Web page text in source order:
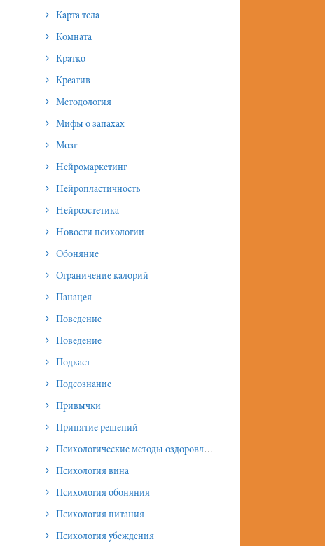
Карта тела
Комната
Кратко
Креатив
Методология
Мифы о запахах
Мозг
Нейромаркетинг
Нейропластичность
Нейроэстетика
Новости психологии
Обоняние
Ограничение калорий
Панацея
Поведение
Поведение
Подкаст
Подсознание
Привычки
Принятие решений
Психологические методы оздоровления и омоложения
Психология вина
Психология обоняния
Психология питания
Психология убеждения